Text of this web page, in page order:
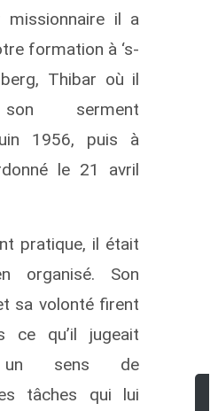
missionnaire il a
formation à ‘s-
Thibar où il
serment
1956, puis à
le 21 avril
pratique, il était
organisé. Son
sa volonté firent
ce qu’il jugeait
un sens de
tâches qui lui